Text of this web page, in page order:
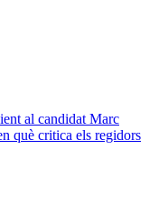
al candidat Marc
què critica els regidors